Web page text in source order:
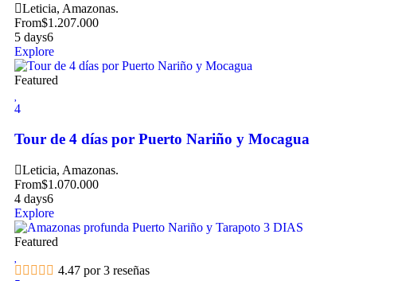
Leticia, Amazonas.
From$1.207.000
5 days6
Explore
Featured
4
Tour de 4 días por Puerto Nariño y Mocagua
Leticia, Amazonas.
From$1.070.000
4 days6
Explore
Featured
4.47 por 3 reseñas